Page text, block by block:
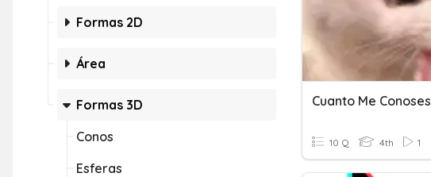
Formas 2D
Área
Formas 3D
Conos
Esferas
Cuanto Me Conoses
10 Q 4th 1